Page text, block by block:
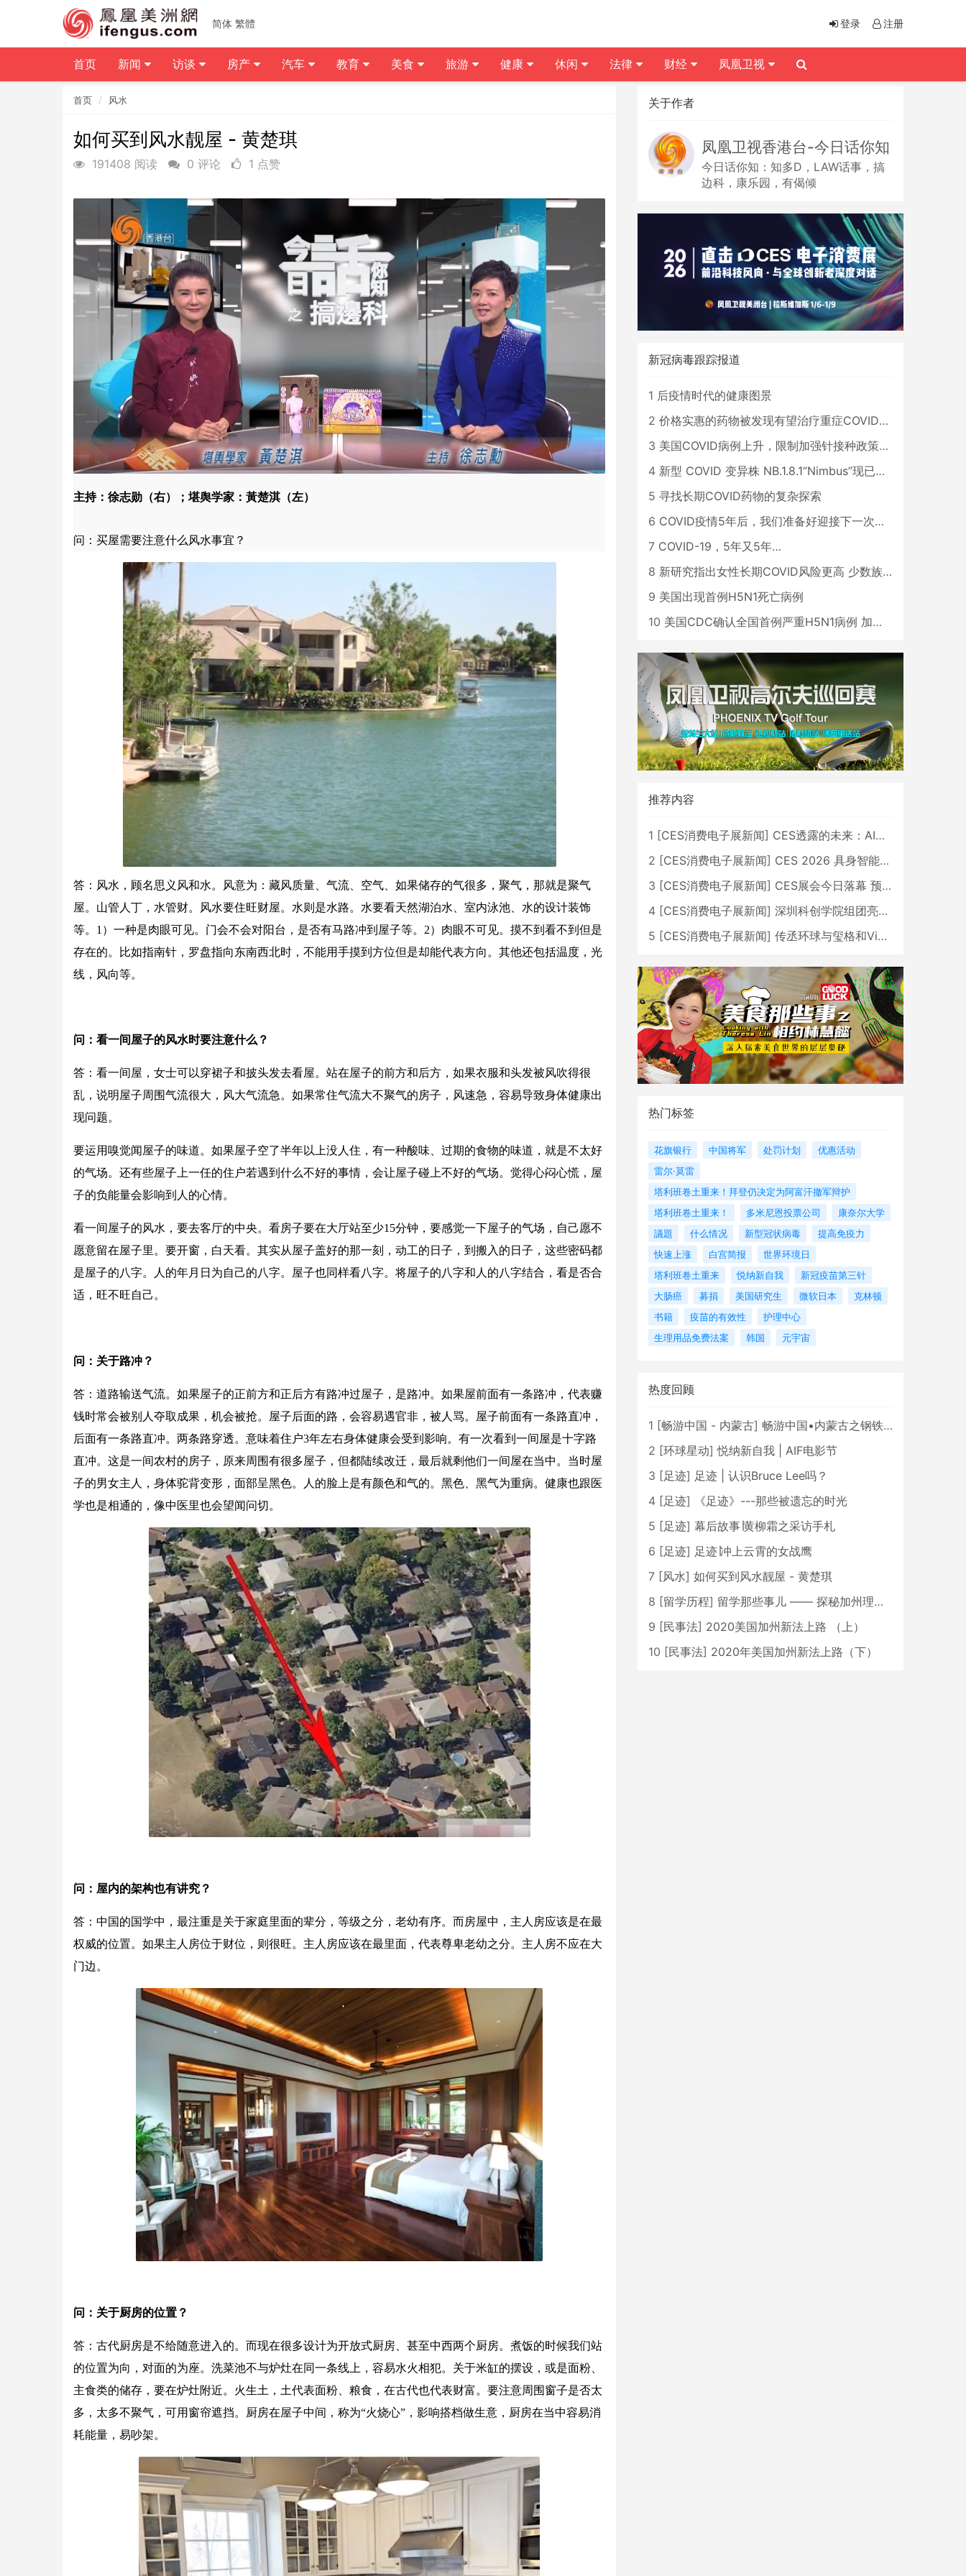
首页 风水
如何买到风水靓屋 - 黄楚琪
191408 阅读 0 评论 1 点赞
主持：徐志勋（右）；堪舆学家：黃楚淇（左）
问：买屋需要注意什么风水事宜？
答：风水，顾名思义风和水。风意为：藏风质量、气流、空气、如果储存的气很多，聚气，那就是聚气
屋。山管人丁，水管财。风水要住旺财屋。水则是水路。水要看天然湖泊水、室内泳池、水的设计装饰
等。1）一种是肉眼可见。门会不会对阳台，是否有马路冲到屋子等。2）肉眼不可见。摸不到看不到但是
存在的。比如指南针，罗盘指向东南西北时，不能用手摸到方位但是却能代表方向。其他还包括温度，光
线，风向等。
问：看一间屋子的风水时要注意什么？
答：看一间屋，女士可以穿裙子和披头发去看屋。站在屋子的前方和后方，如果衣服和头发被风吹得很
乱，说明屋子周围气流很大，风大气流急。如果常住气流大不聚气的房子，风速急，容易导致身体健康出
现问题。
要运用嗅觉闻屋子的味道。如果屋子空了半年以上没人住，有一种酸味、过期的食物的味道，就是不太好
的气场。还有些屋子上一任的住户若遇到什么不好的事情，会让屋子碰上不好的气场。觉得心闷心慌，屋
子的负能量会影响到人的心情。
看一间屋子的风水，要去客厅的中央。看房子要在大厅站至少15分钟，要感觉一下屋子的气场，自己愿不
愿意留在屋子里。要开窗，白天看。其实从屋子盖好的那一刻，动工的日子，到搬入的日子，这些密码都
是屋子的八字。人的年月日为自己的八字。屋子也同样看八字。将屋子的八字和人的八字结合，看是否合
适，旺不旺自己。
问：关于路冲？
答：道路输送气流。如果屋子的正前方和正后方有路冲过屋子，是路冲。如果屋前面有一条路冲，代表赚
钱时常会被别人夺取成果，机会被抢。屋子后面的路，会容易遇官非，被人骂。屋子前面有一条路直冲，
后面有一条路直冲。两条路穿透。意味着住户3年左右身体健康会受到影响。有一次看到一间屋是十字路
直冲。这是一间农村的房子，原来周围有很多屋子，但都陆续改迁，最后就剩他们一间屋在当中。当时屋
子的男女主人，身体驼背变形，面部呈黑色。人的脸上是有颜色和气的。黑色、黑气为重病。健康也跟医
学也是相通的，像中医里也会望闻问切。
问：屋内的架构也有讲究？
答：中国的国学中，最注重是关于家庭里面的辈分，等级之分，老幼有序。而房屋中，主人房应该是在最
权威的位置。如果主人房位于财位，则很旺。主人房应该在最里面，代表尊卑老幼之分。主人房不应在大
门边。
问：关于厨房的位置？
答：古代厨房是不给随意进入的。而现在很多设计为开放式厨房、甚至中西两个厨房。煮饭的时候我们站
的位置为向，对面的为座。洗菜池不与炉灶在同一条线上，容易水火相犯。关于米缸的摆设，或是面粉、
主食类的储存，要在炉灶附近。火生土，土代表面粉、粮食，在古代也代表财富。要注意周围窗子是否太
多，太多不聚气，可用窗帘遮挡。厨房在屋子中间，称为“火烧心”，影响搭档做生意，厨房在当中容易消
耗能量，易吵架。
关于作者
凤凰卫视香港台-今日话你知
今日话你知：知多D，LAW话事，搞
边科，康乐园，有偈倾
新冠病毒跟踪报道
1 后疫情时代的健康图景
2 价格实惠的药物被发现有望治疗重症COVID患者
3 美国COVID病例上升，限制加强针接种政策即将出台
4 新型 COVID 变异株 NB.1.8.1“Nimbus”现已在美国占据主导地位
5 寻找长期COVID药物的复杂探索
6 COVID疫情5年后，我们准备好迎接下一次大流行了吗？
7 COVID-19，5年又5年…
8 新研究指出女性长期COVID风险更高 少数族裔儿童存在差异
9 美国出现首例H5N1死亡病例
10 美国CDC确认全国首例严重H5N1病例 加州进入紧急状态
推荐内容
1 [CES消费电子展新闻] CES透露的未来：AI、机器人与智能生活大爆发
2 [CES消费电子展新闻] CES 2026 具身智能与创新领域 中国公司大放异彩
3 [CES消费电子展新闻] CES展会今日落幕 预计2026行业收入将超五千亿美元
4 [CES消费电子展新闻] 深圳科创学院组团亮相CES 广受好评
5 [CES消费电子展新闻] 传丞环球与玺格和VibeLens共同推出全新耳机
热门标签
花旗银行 中国将军 处罚计划
优惠活动
雷尔·莫雷
塔利班卷土重来！拜登仍决定为阿富汗撤军辩护
塔利班卷土重来！
多米尼恩投票公司
康奈尔大学
議題
什么情况 新型冠状病毒
提高免疫力
快速上涨
白宫简报
世界环境日
塔利班卷土重来
悦纳新自我
新冠疫苗第三针
大肠癌
募捐 美国研究生 微软日本
克林顿
书籍
疫苗的有效性
护理中心
生理用品免费法案
韩国 元宇宙
热度回顾
1 [畅游中国 - 内蒙古] 畅游中国•内蒙古之钢铁骄子，魅力包头
2 [环球星动] 悦纳新自我 | AIF电影节
3 [足迹] 足迹 | 认识Bruce Lee吗？
4 [足迹]
《足迹》---那些被遗忘的时光
5 [足迹] 幕后故事∣黄柳霜之采访手札
6 [足迹] 足迹∣冲上云霄的女战鹰
7 [风水] 如何买到风水靓屋 - 黄楚琪
8 [留学历程] 留学那些事儿 —— 探秘加州理工学院Caltech博士生活 [上集]
9 [民事法] 2020美国加州新法上路 （上）
10 [民事法] 2020年美国加州新法上路（下）
简体 繁體 登录 注册
首页 新闻 访谈 房产 汽车 教育 美食 旅游 健康 休闲 法律 财经 凤凰卫视